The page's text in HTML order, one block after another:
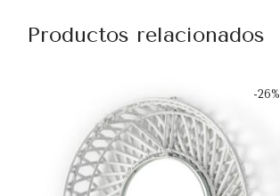
Productos relacionados
-26%